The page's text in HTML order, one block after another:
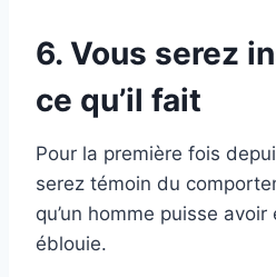
6. Vous serez
ce qu’il fait
Pour la première fois
serez témoin du
qu’un homme puisse
éblouie.